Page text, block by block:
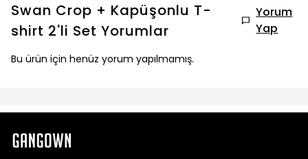
Swan Crop + Kapüşonlu T-
shirt 2'li Set Yorumlar
Yorum
Yap
Bu ürün için henüz yorum yapılmamış.